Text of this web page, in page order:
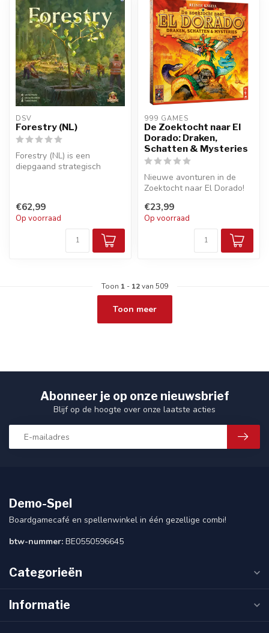
DSV
Forestry (NL)
Forestry (NL) is een
diepgaand strategisch
€62,99
Op voorraad
999 GAMES
De Zoektocht naar El
Dorado: Draken,
Schatten & Mysteries
Nieuwe avonturen in de
Zoektocht naar El Dorado!
module...
€23,99
Op voorraad
Toon 1- 12van 509
Toon meer
Abonneer je op onze nieuwsbrief
Blijf op de hoogte over onze laatste acties
Demo-Spel
Boardgamecafé en spellenwinkel in één gezellige combi!
btw-nummer: BE0550596645
Categorieën
Informatie